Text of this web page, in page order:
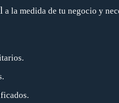
a la medida de tu negocio y